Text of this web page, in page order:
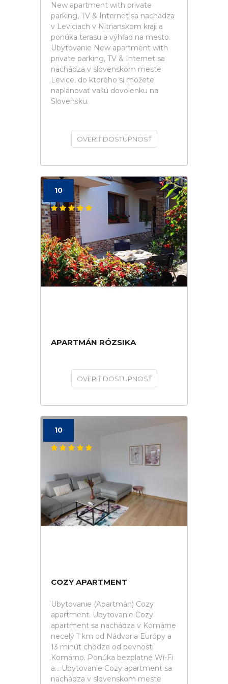
New apartment with private
parking, TV & Internet sa nachádza
v Leviciach v Nitrianskom kraji a
ponúka terasu a výhľad na mesto.
Ubytovanie New apartment with
private parking, TV & Internet sa
nachádza v slovenskom meste
Levice, do ktorého si môžete
naplánovať vašú dovolenku na
Slovensku.
OVERIŤ DOSTUPNOSŤ
10
APARTMÁN RÓZSIKA
OVERIŤ DOSTUPNOSŤ
10
COZY APARTMENT
Ubytovanie (Apartmán) Cozy
apartment. Ubytovanie Cozy
apartment sa nachádza v Komárne
necelý 1 km od Nádvoria Európy a
13 minút chôdze od pevnosti
Komárno. Ponúka bezplatné Wi-Fi
a... Ubytovanie Cozy apartment sa
nachádza v slovenskom meste